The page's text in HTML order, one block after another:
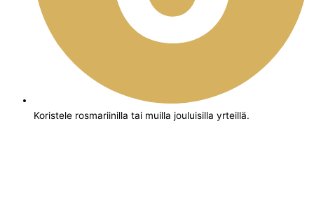
Koristele rosmariinilla tai muilla jouluisilla yrteillä.